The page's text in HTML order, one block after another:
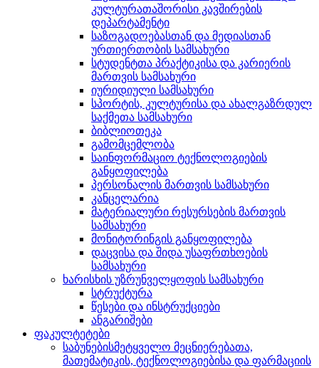
კულტურათაშორისი კავშირების
დეპარტამენტი
საზოგადოებასთან და მედიასთან
ურთიერთობის სამსახური
სტუდენტთა პრაქტიკისა და კარიერის
მართვის სამსახური
იურიდიული სამსახური
სპორტის, კულტურისა და ახალგაზრდულ
საქმეთა სამსახური
ბიბლიოთეკა
გამომცემლობა
საინფორმაციო ტექნოლოგიების
განყოფილება
პერსონალის მართვის სამსახური
კანცელარია
მატერიალური რესურსების მართვის
სამსახური
მონიტორინგის განყოფილება
დაცვისა და შიდა უსაფრთხოების
სამსახური
ხარისხის უზრუნველყოფის სამსახური
სტრუქტურა
წესები და ინსტრუქციები
ანგარიშები
ფაკულტეტები
საბუნებისმეტყველო მეცნიერებათა,
მათემატიკის, ტექნოლოგიებისა და ფარმაციის